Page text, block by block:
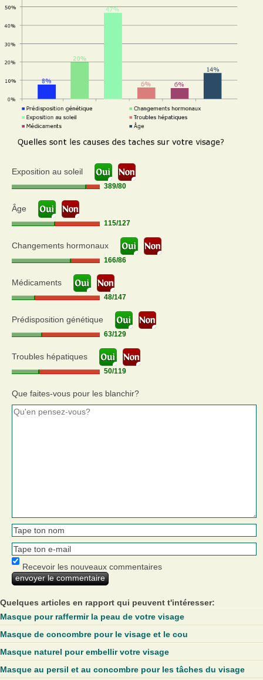
Exposition au soleil
389/80
Âge
115/127
Changements hormonaux
166/86
Médicaments
48/147
Prédisposition génétique
63/129
Troubles hépatiques
50/119
Que faites-vous pour les blanchir?
Recevoir les nouveaux commentaires
Quelques articles en rapport qui peuvent t'intéresser:
Masque pour raffermir la peau de votre visage
Masque de concombre pour le visage et le cou
Masque naturel pour embellir votre visage
Masque au persil et au concombre pour les tâches du visage